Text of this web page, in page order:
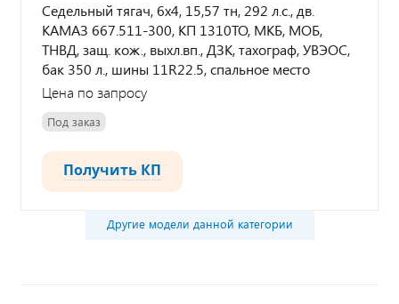
Седельный тягач, 6х4, 15,57 тн, 292 л.с., дв.
КАМАЗ 667.511-300, КП 1310TO, МКБ, МОБ,
ТНВД, защ. кож., выхл.вп., ДЗК, тахограф, УВЭОС,
бак 350 л., шины 11R22.5, спальное место
Цена по запросу
Под заказ
Получить КП
Другие модели данной категории